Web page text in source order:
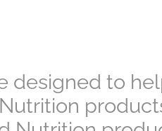
designed to